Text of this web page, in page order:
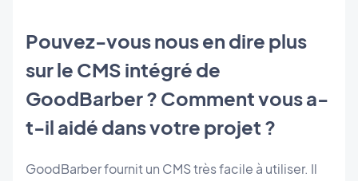
Pouvez-vous nous en dire plus
sur le CMS intégré de
GoodBarber ? Comment vous a-
t-il aidé dans votre projet ?
GoodBarber fournit un CMS très facile à utiliser. Il